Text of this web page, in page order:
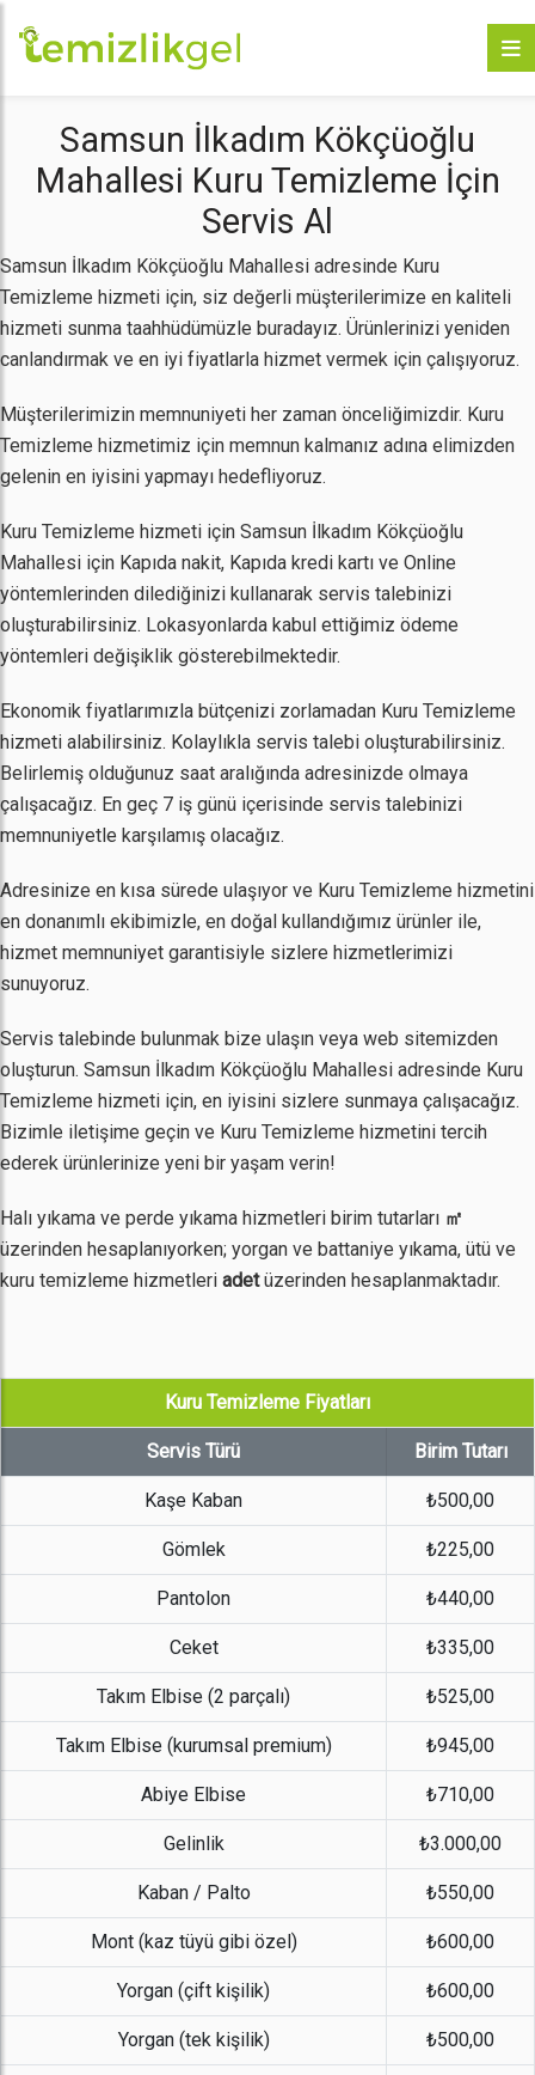
Samsun İlkadım Kökçüoğlu
Mahallesi Kuru Temizleme İçin
Servis Al
Samsun İlkadım Kökçüoğlu Mahallesi adresinde Kuru
Temizleme hizmeti için, siz değerli müşterilerimize en kaliteli
hizmeti sunma taahhüdümüzle buradayız. Ürünlerinizi yeniden
canlandırmak ve en iyi fiyatlarla hizmet vermek için çalışıyoruz.
Müşterilerimizin memnuniyeti her zaman önceliğimizdir. Kuru
Temizleme hizmetimiz için memnun kalmanız adına elimizden
gelenin en iyisini yapmayı hedefliyoruz.
Kuru Temizleme hizmeti için Samsun İlkadım Kökçüoğlu
Mahallesi için Kapıda nakit, Kapıda kredi kartı ve Online
yöntemlerinden dilediğinizi kullanarak servis talebinizi
oluşturabilirsiniz. Lokasyonlarda kabul ettiğimiz ödeme
yöntemleri değişiklik gösterebilmektedir.
Ekonomik fiyatlarımızla bütçenizi zorlamadan Kuru Temizleme
hizmeti alabilirsiniz. Kolaylıkla servis talebi oluşturabilirsiniz.
Belirlemiş olduğunuz saat aralığında adresinizde olmaya
çalışacağız. En geç 7 iş günü içerisinde servis talebinizi
memnuniyetle karşılamış olacağız.
Adresinize en kısa sürede ulaşıyor ve Kuru Temizleme hizmetini
en donanımlı ekibimizle, en doğal kullandığımız ürünler ile,
hizmet memnuniyet garantisiyle sizlere hizmetlerimizi
sunuyoruz.
Servis talebinde bulunmak bize ulaşın veya web sitemizden
oluşturun. Samsun İlkadım Kökçüoğlu Mahallesi adresinde Kuru
Temizleme hizmeti için, en iyisini sizlere sunmaya çalışacağız.
Bizimle iletişime geçin ve Kuru Temizleme hizmetini tercih
ederek ürünlerinize yeni bir yaşam verin!
Halı yıkama ve perde yıkama hizmetleri birim tutarları ㎡
üzerinden hesaplanıyorken; yorgan ve battaniye yıkama, ütü ve
kuru temizleme hizmetleri adetüzerinden hesaplanmaktadır.
Kuru Temizleme Fiyatları
Servis Türü Birim Tutarı
Kaşe Kaban ₺500,00
Gömlek ₺225,00
Pantolon ₺440,00
Ceket ₺335,00
Takım Elbise (2 parçalı) ₺525,00
Takım Elbise (kurumsal premium) ₺945,00
Abiye Elbise ₺710,00
Gelinlik ₺3.000,00
Kaban / Palto ₺550,00
Mont (kaz tüyü gibi özel) ₺600,00
Yorgan (çift kişilik) ₺600,00
Yorgan (tek kişilik) ₺500,00